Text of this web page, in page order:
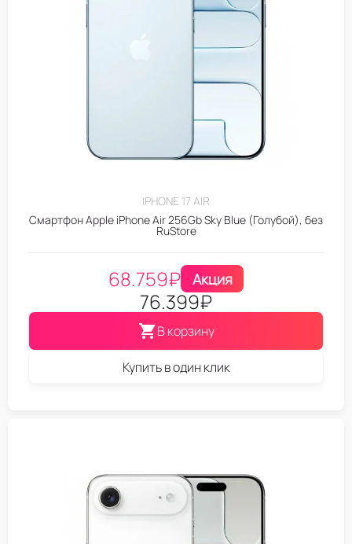
IPHONE 17 AIR
Смартфон Apple iPhone Air 256Gb Sky Blue (Голубой), без
RuStore
68.759₽ Акция
76.399₽
В корзину
Купить в один клик